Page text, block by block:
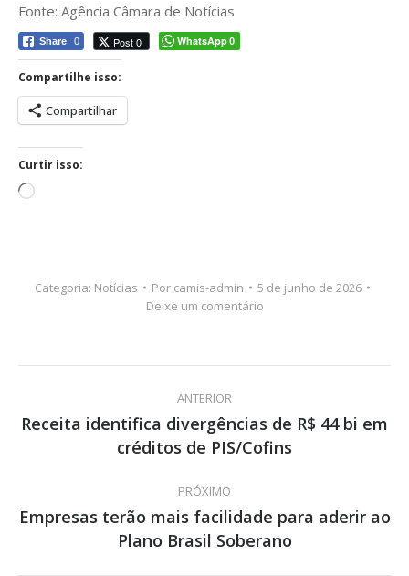
Fonte: Agência Câmara de Notícias
Share 0 Post 0 WhatsApp0
Compartilhe isso:
Compartilhar
Curtir isso:
Carregando...
Categoria: Notícias Por camis-admin
5 de junho de 2026
Deixe um comentário
Navegação
de
ANTERIOR
Post
anterior:
Receita identifica divergências de R$ 44 bi em
créditos de PIS/Cofins
PRÓXIMO
Próximo
post:
Empresas terão mais facilidade para aderir ao
Plano Brasil Soberano